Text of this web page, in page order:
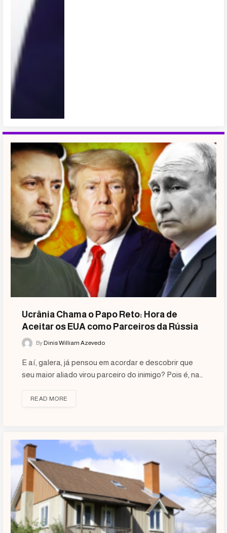
Ucrânia Chama o Papo Reto: Hora de
Aceitar os EUA como Parceiros da Rússia
By Dinis William Azevedo
E aí, galera, já pensou em acordar e descobrir que
seu maior aliado virou parceiro do inimigo? Pois é, na…
READ MORE